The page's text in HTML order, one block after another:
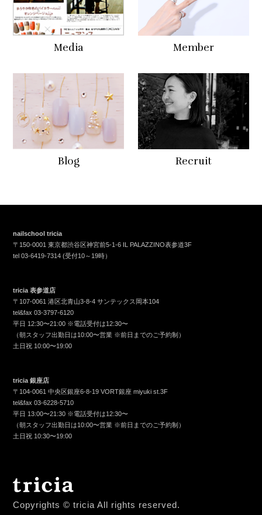
Media Member
Blog Recruit
nailschool tricia
〒150-0001 東京都渋谷区神宮前5-1-6 IL PALAZZINO表参道3F
tel03-6419-7314 (受付10～19時）
tricia 表参道店
〒107-0061 港区北青山3-8-4 サンテックス岡本104
tel&fax03-3797-6120
平日 12:30〜21:00 ※電話受付は12:30〜
（朝スタッフ出勤日は10:00〜営業 ※前日までのご予約制）
土日祝 10:00〜19:00
tricia 銀座店
〒104-0061 中央区銀座6-8-19 VORT銀座 miyuki st.3F
tel&fax03-6228-5710
平日 13:00〜21:30 ※電話受付は12:30〜
（朝スタッフ出勤日は10:00〜営業 ※前日までのご予約制）
土日祝 10:30〜19:00
Copyrights © tricia All rights reserved.